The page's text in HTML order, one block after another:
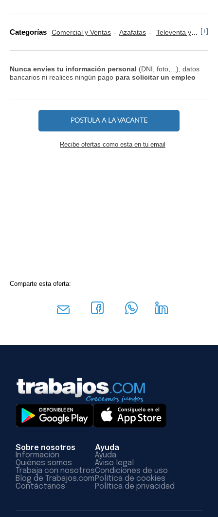
Categorías Comercial y Ventas Azafatas Televenta y Marketing Telefónico [+]
Nunca envíes tu información personal (DNI, foto,...), datos
bancarios ni realices ningún pago para solicitar un empleo
POSTULA A LA VACANTE
Recibe ofertas como esta en tu email
Comparte esta oferta:
Sobre nosotros
Información
Quiénes somos
Trabaja con nosotros
Blog de Trabajos.com
Contáctanos
Ayuda
Ayuda
Aviso legal
Condiciones de uso
Política de cookies
Política de privacidad